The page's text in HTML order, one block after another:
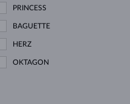
PRINCESS
BAGUETTE
HERZ
OKTAGON